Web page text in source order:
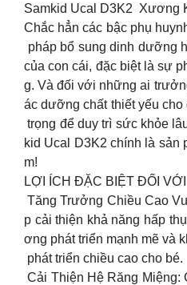
Samkid Ucal D3K2 Xương
Chắc hẳn các bậc phụ
pháp bổ sung dinh dưỡng
của con cái, đặc biệt là sự
g. Và đối với những ai
ác dưỡng chất thiết yếu
trọng để duy trì sức khỏe
kid Ucal D3K2 chính là sản
m!
LỢI ÍCH ĐẶC BIỆT ĐỐI
Tăng Trưởng Chiều Cao
p cải thiện khả năng hấp
ơng phát triển mạnh mẽ và
phát triển chiều cao cho bé.
Cải Thiện Hệ Răng Miệng: